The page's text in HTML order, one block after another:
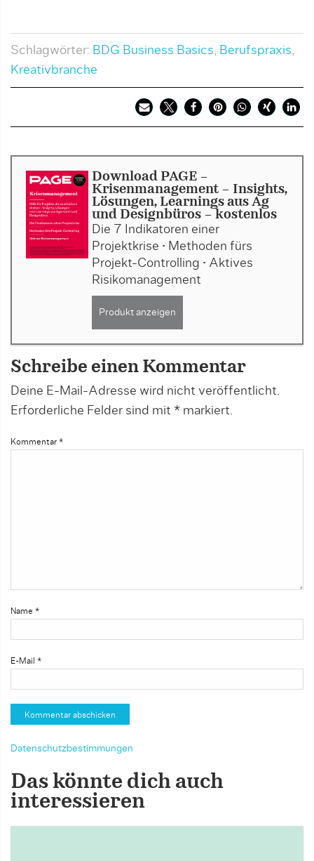
Schlagwörter: BDG Business Basics, Berufspraxis,
Kreativbranche
Download PAGE -
Krisenmanagement - Insights,
Lösungen, Learnings aus Ag
und Designbüros - kostenlos
Die 7 Indikatoren einer
Projektkrise • Methoden fürs
Projekt-Controlling • Aktives
Risikomanagement
Produkt anzeigen
Schreibe einen Kommentar
Deine E-Mail-Adresse wird nicht veröffentlicht.
Erforderliche Felder sind mit * markiert.
Kommentar *
Name *
E-Mail *
Datenschutzbestimmungen
Das könnte dich auch
interessieren